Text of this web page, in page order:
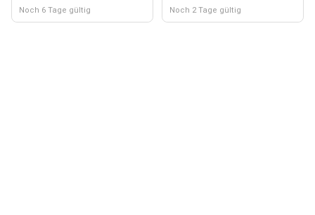
Noch 6 Tage gültig Noch 2 Tage gültig